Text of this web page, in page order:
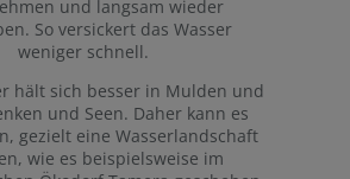
und langsam wieder
So versickert das Wasser
weniger schnell.
hält sich besser in Mulden und
und Seen. Daher kann es
gezielt eine Wasserlandschaft
wie es beispielsweise im